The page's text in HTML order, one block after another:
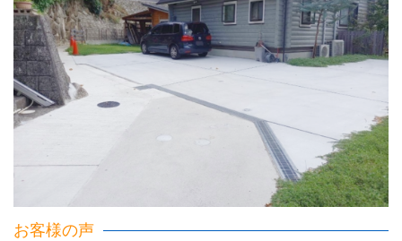
お客様の声